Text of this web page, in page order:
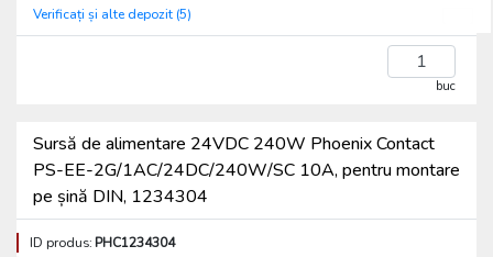
Verificați și alte depozit (5)
buc
Sursă de alimentare 24VDC 240W Phoenix Contact
PS-EE-2G/1AC/24DC/240W/SC 10A, pentru montare
pe șină DIN, 1234304
ID produs:PHC1234304